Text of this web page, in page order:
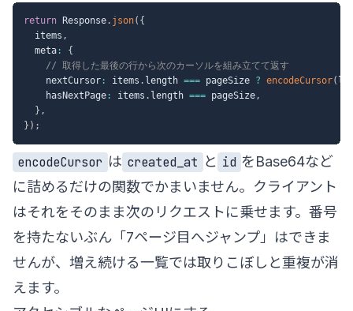
return Response. json( {
  items
,
  meta
:
{
// 取得した最後の行から次のカーソルを組み立てて返す
    nextCursor
: items . length === pageSize ? encodeCursor(
    hasNextPage
: items . length === pageSize,
} ,
} ) ;
encodeCursor は created_at と id をBase64など
に詰めるだけの関数でかまいません。クライアント
はそれをそのまま次のリクエストに乗せます。番号
を持たないぶん「7ページ目へジャンプ」はできま
せんが、増え続ける一覧では取りこぼしと重複が消
えます。